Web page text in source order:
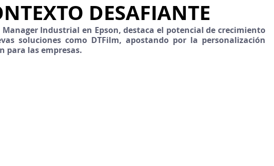
DESAFIANTE
Industrial en Epson, destaca el potencial de crecimiento
soluciones como DTFilm, apostando por la personalización
para las empresas.